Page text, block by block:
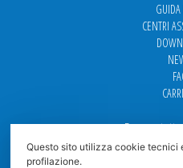
GUIDA
CENTRI
Per
Ufficio Vendite:
Questo sito utilizza cookie tecnici
profilazione.